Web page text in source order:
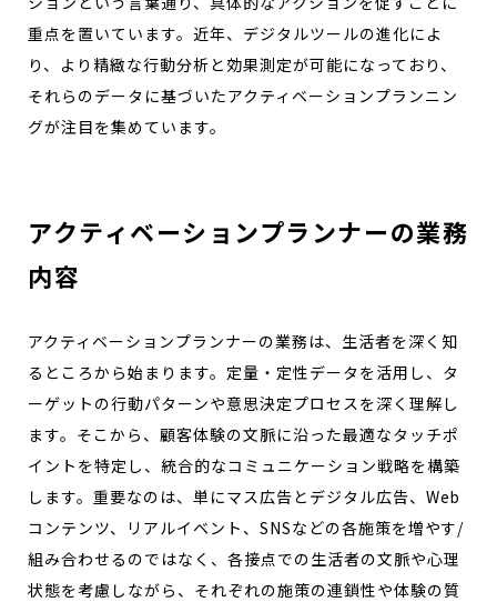
重点を置いています。近年、デジタルツールの進化によ
り、より精緻な行動分析と効果測定が可能になっており、
それらのデータに基づいたアクティベーションプランニン
グが注目を集めています。
アクティベーションプランナーの業務
内容
アクティベーションプランナーの業務は、生活者を深く知
るところから始まります。定量・定性データを活用し、タ
ーゲットの行動パターンや意思決定プロセスを深く理解し
ます。そこから、顧客体験の文脈に沿った最適なタッチポ
イントを特定し、統合的なコミュニケーション戦略を構築
します。重要なのは、単にマス広告とデジタル広告、Web
コンテンツ、リアルイベント、SNSなどの各施策を増やす/
組み合わせるのではなく、各接点での生活者の文脈や心理
状態を考慮しながら、それぞれの施策の連鎖性や体験の質